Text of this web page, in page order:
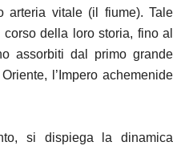
vitale (il fiume). Tale
della loro storia, fino al
assorbiti dal primo grande
l’Impero achemenide
si dispiega la dinamica